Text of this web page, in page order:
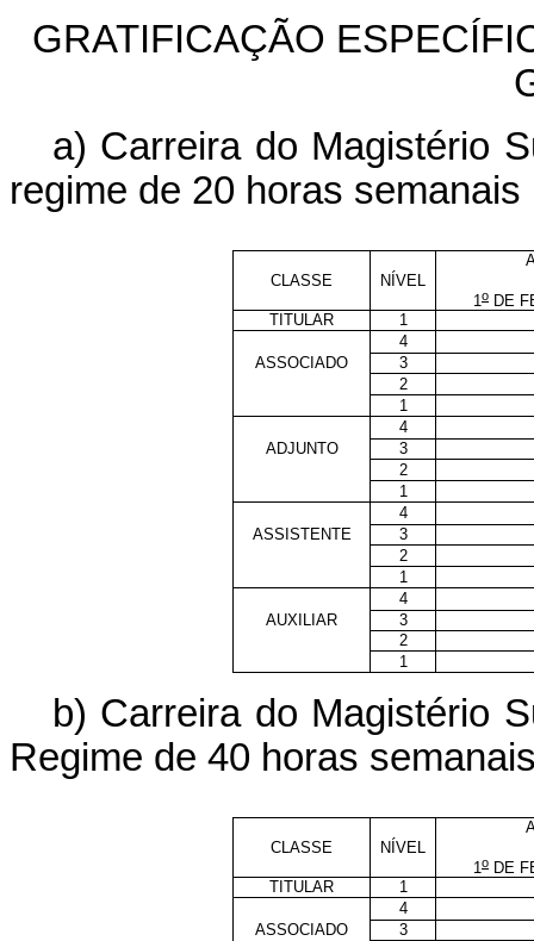
GRATIFICAÇÃO
a) Carreira do Magistério
regime de 20 horas semanais
CLASSE NÍVEL
1o DE
TITULAR
1
4
ASSOCIADO
3
2
1
4
ADJUNTO
3
2
1
4
ASSISTENTE
3
2
1
4
AUXILIAR
3
2
1
b) Carreira do Magistério
Regime de 40 horas
CLASSE NÍVEL
1o DE
TITULAR
1
4
ASSOCIADO
3